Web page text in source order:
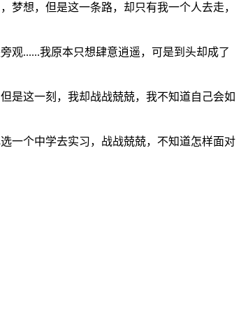
梦想，但是这一条路，却只有我一个人去走，
观......我原本只想肆意逍遥，可是到头却成了
是这一刻，我却战战兢兢，我不知道自己会如
一个中学去实习，战战兢兢，不知道怎样面对